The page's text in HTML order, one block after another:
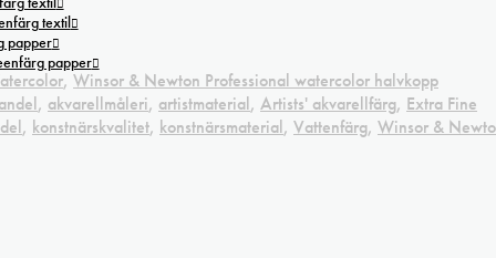
textil
papper
papper
, Winsor & Newton Professional watercolor halvkopp
, akvarellmåleri, artistmaterial, Artists' akvarellfärg, Extra Fine
, konstnärskvalitet, konstnärsmaterial, Vattenfärg, Winsor &